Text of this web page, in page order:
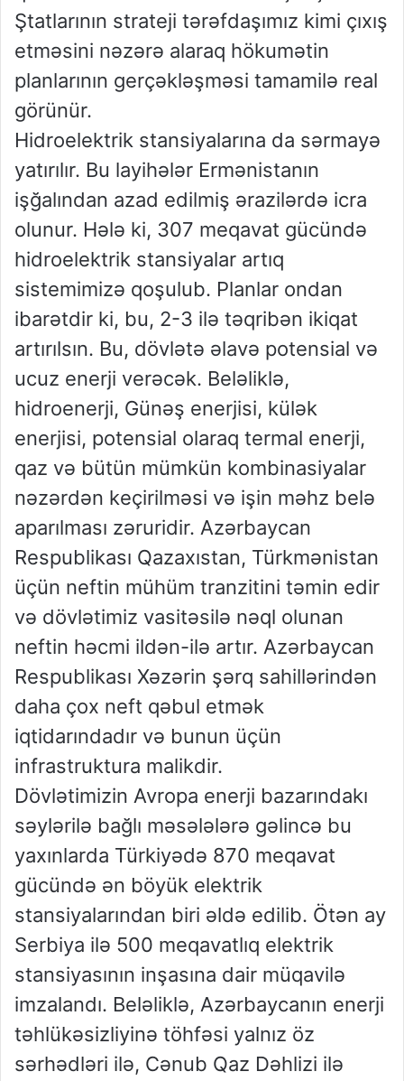
Ştatlarının strateji tərəfdaşımız kimi çıxış
etməsini nəzərə alaraq hökumətin
planlarının gerçəkləşməsi tamamilə real
görünür.
Hidroelektrik stansiyalarına da sərmayə
yatırılır. Bu layihələr Ermənistanın
işğalından azad edilmiş ərazilərdə icra
olunur. Hələ ki, 307 meqavat gücündə
hidroelektrik stansiyalar artıq
sistemimizə qoşulub. Planlar ondan
ibarətdir ki, bu, 2-3 ilə təqribən ikiqat
artırılsın. Bu, dövlətə əlavə potensial və
ucuz enerji verəcək. Beləliklə,
hidroenerji, Günəş enerjisi, külək
enerjisi, potensial olaraq termal enerji,
qaz və bütün mümkün kombinasiyalar
nəzərdən keçirilməsi və işin məhz belə
aparılması zəruridir. Azərbaycan
Respublikası Qazaxıstan, Türkmənistan
üçün neftin mühüm tranzitini təmin edir
və dövlətimiz vasitəsilə nəql olunan
neftin həcmi ildən-ilə artır. Azərbaycan
Respublikası Xəzərin şərq sahillərindən
daha çox neft qəbul etmək
iqtidarındadır və bunun üçün
infrastruktura malikdir.
Dövlətimizin Avropa enerji bazarındakı
səylərilə bağlı məsələlərə gəlincə bu
yaxınlarda Türkiyədə 870 meqavat
gücündə ən böyük elektrik
stansiyalarından biri əldə edilib. Ötən ay
Serbiya ilə 500 meqavatlıq elektrik
stansiyasının inşasına dair müqavilə
imzalandı. Beləliklə, Azərbaycanın enerji
təhlükəsizliyinə töhfəsi yalnız öz
sərhədləri ilə, Cənub Qaz Dəhlizi ilə